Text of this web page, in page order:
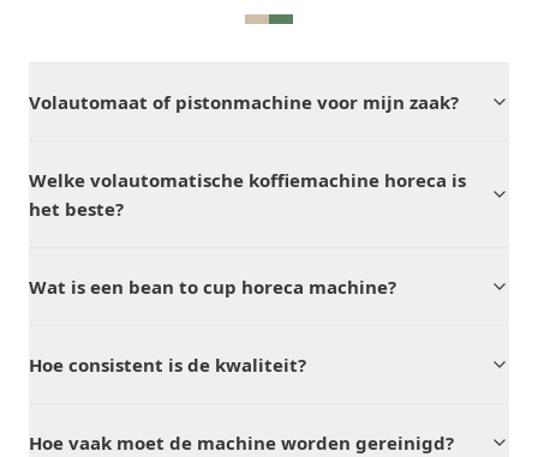
Volautomaat of pistonmachine voor mijn zaak?
Welke volautomatische koffiemachine horeca is
het beste?
Wat is een bean to cup horeca machine?
Hoe consistent is de kwaliteit?
Hoe vaak moet de machine worden gereinigd?